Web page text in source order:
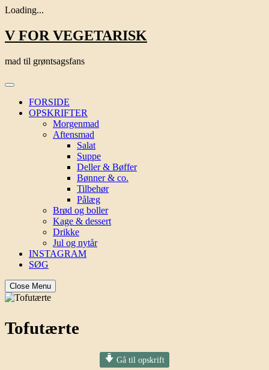
Loading...
Skip
to
V FOR VEGETARISK
mad til grøntsagsfans
FORSIDE
OPSKRIFTER
Morgenmad
Aftensmad
Salat
Suppe
Deller & Bøffer
Bønner & co.
Tilbehør
Pålæg
Brød og boller
Kage & dessert
Drikke
Jul og nytår
INSTAGRAM
SØG
Close Menu
Tofutærte
Gå til opskrift